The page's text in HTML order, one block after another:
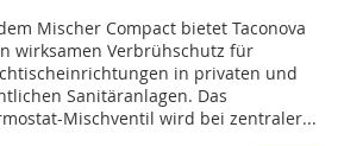
Mischer Compact bietet Taconova
wirksamen Verbrühschutz für
in privaten und
Sanitäranlagen. Das
Mischventil wird bei zentraler...